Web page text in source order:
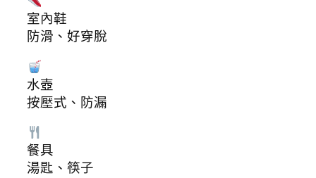
室內鞋
防滑、好穿脫
水壺
按壓式、防漏
餐具
湯匙、筷子